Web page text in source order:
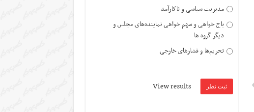
مدیریت سیاسی و ناکارآمد
باج خواهی و سهم خواهی نماینده‌های مجلس و
دیگر گروه ها
تحریم‌ها و فشارهای خارجی
View results